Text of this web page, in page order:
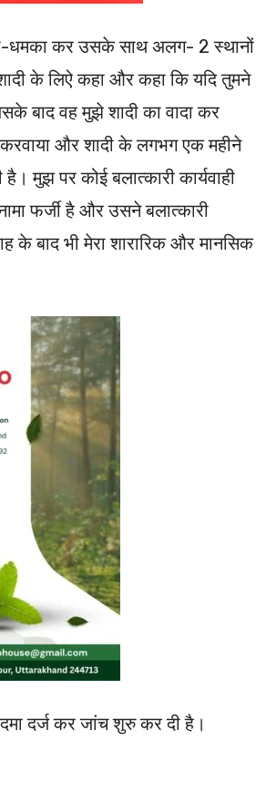
धमका कर उसके साथ अलग- 2 स्थानों
के लिऐ कहा और कहा कि यदि तुमने
बाद वह मुझे शादी का वादा कर
करवाया और शादी के लगभग एक महीने
मुझ पर कोई बलात्कारी कार्यवाही
फर्जी है और उसने बलात्कारी
के बाद भी मेरा शारारिक और मानसिक
दर्ज कर जांच शुरु कर दी है।